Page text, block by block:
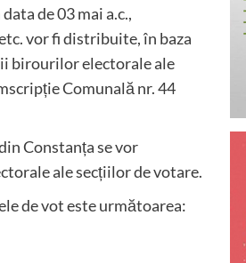
de 03 mai a.c.,
vor fi distribuite, în baza
birourilor electorale ale
Comunală nr. 44
Constanța se vor
ale secțiilor de votare.
de vot este următoarea: